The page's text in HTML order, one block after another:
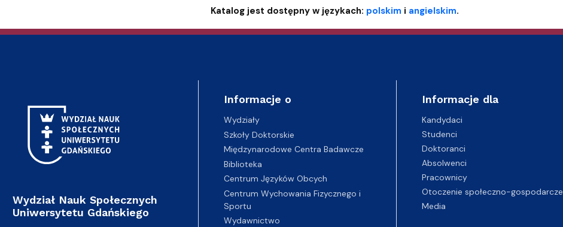
Katalog jest dostępny w językach: polskim i angielskim.
Wydział Nauk Społecznych
Uniwersytetu Gdańskiego
Informacje o
Wydziały
Szkoły Doktorskie
Międzynarodowe Centra Badawcze
Biblioteka
Centrum Języków Obcych
Centrum Wychowania Fizycznego i
Sportu
Wydawnictwo
Informacje dla
Kandydaci
Studenci
Doktoranci
Absolwenci
Pracownicy
Otoczenie społeczno-gospodarcze
Media